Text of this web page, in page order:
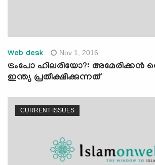
Web desk Nov 1, 2016
ട്രംപോ ഹിലരിയോ?: അമേരിക്കന്‍
ഇന്ത്യ പ്രതീക്ഷിക്കുന്നത്
CURRENT ISSUES